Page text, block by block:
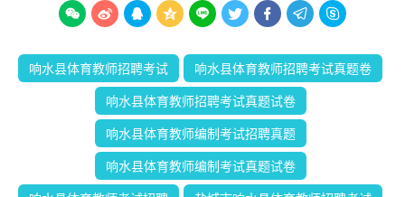
        
响水县体育教师招聘考试 响水县体育教师招聘考试真题卷
响水县体育教师招聘考试真题试卷
响水县体育教师编制考试招聘真题
响水县体育教师编制考试真题试卷